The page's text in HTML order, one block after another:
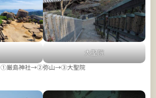
大聖院
①厳島神社→②弥山→③大聖院